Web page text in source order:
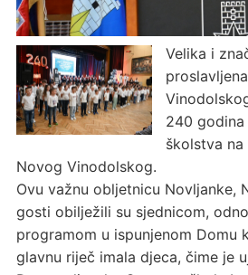
Velika i
240
školstva
Novog Vinodolskog.
Ovu važnu obljetnicu Novljanke,
gosti obilježili su sjednicom,
programom u ispunjenom Domu
glavnu riječ imala djeca, čime je